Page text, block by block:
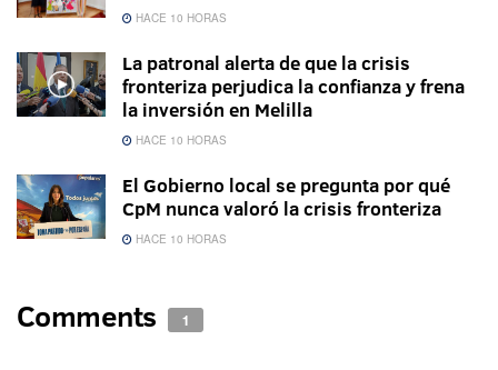
HACE 10 HORAS
La patronal alerta de que la crisis
fronteriza perjudica la confianza y frena
la inversión en Melilla
HACE 10 HORAS
El Gobierno local se pregunta por qué
CpM nunca valoró la crisis fronteriza
HACE 10 HORAS
Comments 1